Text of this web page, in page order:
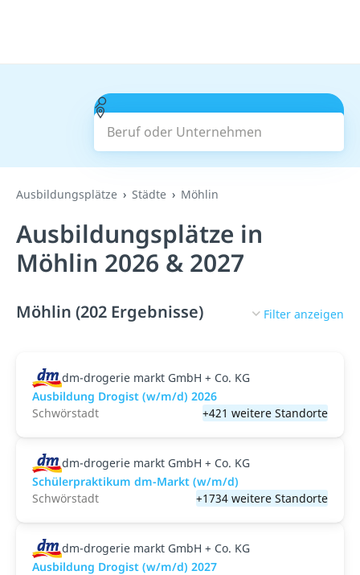
Beruf oder Unternehmen
Suchen
Ausbildungsplätze Städte Möhlin
Ausbildungsplätze in
Möhlin 2026 & 2027
Möhlin (202 Ergebnisse) Filter anzeigen
dm-drogerie markt GmbH + Co. KG
Ausbildung Drogist (w/m/d) 2026
Schwörstadt
+421 weitere Standorte
dm-drogerie markt GmbH + Co. KG
Schülerpraktikum dm-Markt (w/m/d)
Schwörstadt
+1734 weitere Standorte
dm-drogerie markt GmbH + Co. KG
Ausbildung Drogist (w/m/d) 2027